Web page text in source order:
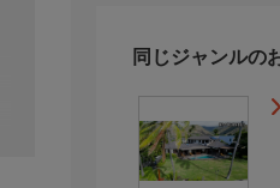
同じジャンルの